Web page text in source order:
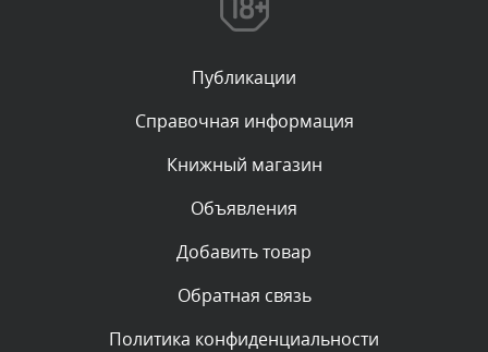
Комментарий проверяется
Текст комментария будет виден после проверки
администратором.
Комментарий проверяется
администратором.
Комментарий проверяется
Публикации
Справочная информация
Книжный магазин
Объявления
Добавить товар
Обратная связь
Политика конфиденциальности